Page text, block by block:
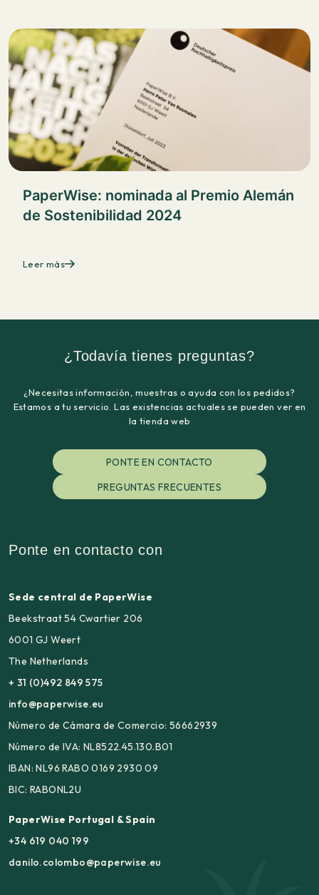
PaperWise: nominada al Premio Alemán
de Sostenibilidad 2024
Leer más
¿Todavía tienes preguntas?
¿Necesitas información, muestras o ayuda con los pedidos?
Estamos a tu servicio. Las existencias actuales se pueden ver en
la tienda web
PONTE EN CONTACTO
PREGUNTAS FRECUENTES
Ponte en contacto con
Sede central de PaperWise
Beekstraat 54 Cwartier 206
6001 GJ Weert
The Netherlands
+ 31 (0)492 849 575
info@paperwise.eu
Número de Cámara de Comercio: 56662939
Número de IVA: NL8522.45.130.B01
IBAN: NL96 RABO 0169 2930 09
BIC: RABONL2U
PaperWise Portugal & Spain
+34 619 040 199
danilo.colombo@paperwise.eu